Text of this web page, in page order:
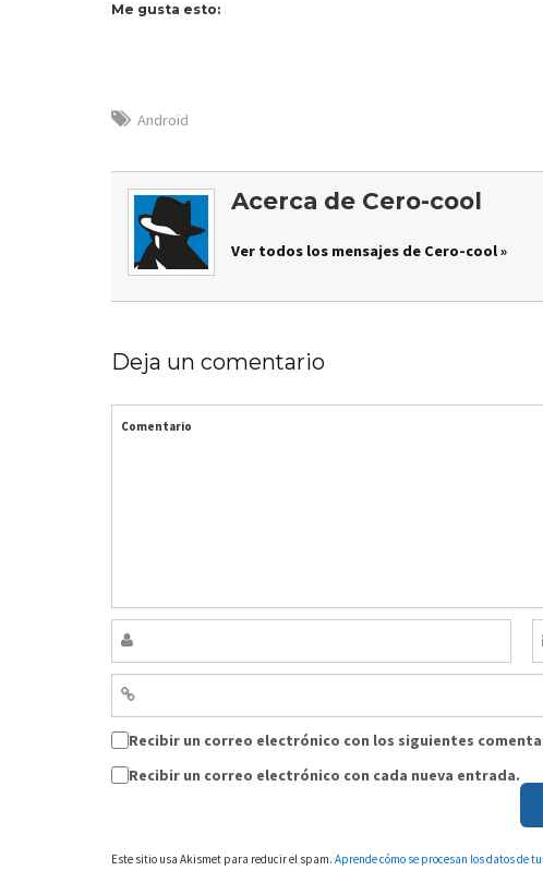
Me gusta esto:
Android
Acerca de Cero-cool
Ver todos los mensajes de Cero-cool »
Deja un comentario
Comentario
Recibir un correo electrónico con los siguientes
Recibir un correo electrónico con cada nueva entrada.
Este sitio usa Akismet para reducir el spam. Aprende cómo se procesan los datos de